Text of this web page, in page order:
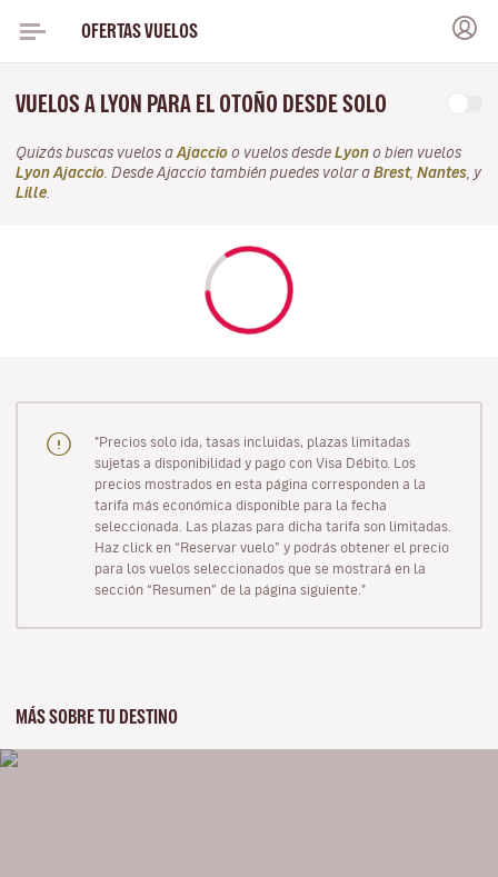
OFERTAS VUELOS
VUELOS A LYON PARA EL OTOÑO DESDE SOLO
Quizás buscas vuelos a Ajaccio o vuelos desde Lyon o bien vuelos
Lyon Ajaccio . Desde Ajaccio también puedes volar a Brest, Nantes , y
Lille
"Precios solo ida, tasas incluidas, plazas limitadas
sujetas a disponibilidad y pago con Visa Débito. Los
precios mostrados en esta página corresponden a la
tarifa más económica disponible para la fecha
seleccionada. Las plazas para dicha tarifa son limitadas.
Haz click en “Reservar vuelo” y podrás obtener el precio
para los vuelos seleccionados que se mostrará en la
sección “Resumen” de la página siguiente."
MÁS SOBRE TU DESTINO